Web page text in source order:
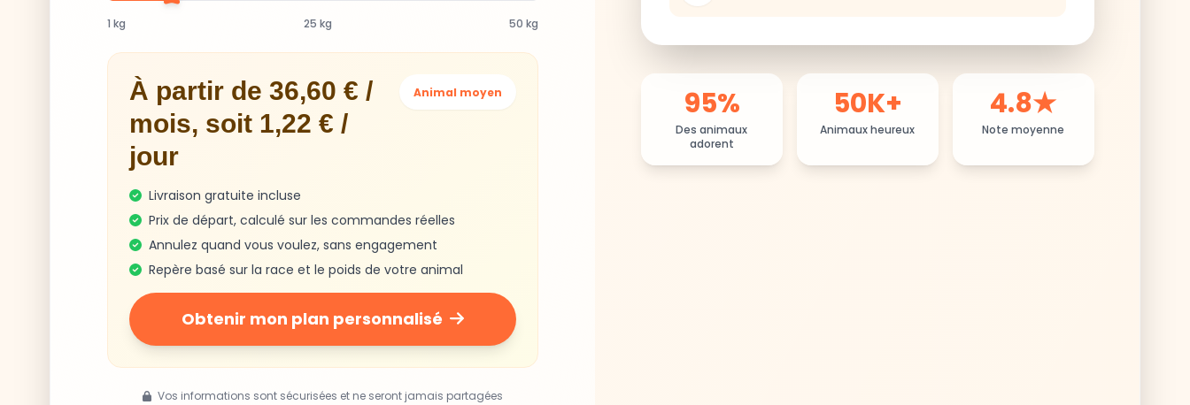
1 kg 25 kg 50 kg
À partir de 36,60 € /
mois, soit 1,22 € /
jour
Animal moyen
Livraison gratuite incluse
Prix de départ, calculé sur les commandes réelles
Annulez quand vous voulez, sans engagement
Repère basé sur la race et le poids de votre animal
Obtenir mon plan personnalisé
Vos informations sont sécurisées et ne seront jamais partagées
95%
Des animaux
adorent
50K+
Animaux heureux
4.8★
Note moyenne